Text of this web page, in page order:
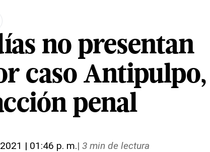
no presentan
caso Antipulpo,
penal
| 01:46 p. m.| 3 min de lectura